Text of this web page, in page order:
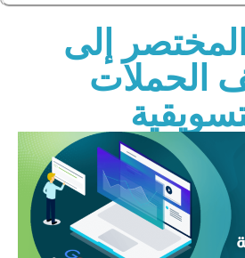
إلى
الحملات